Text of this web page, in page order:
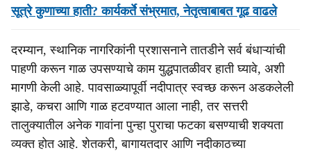
सूत्रे कुणाच्‍या हाती? कार्यकर्ते संभ्रमात, नेतृत्वाबाबत गूढ वाढले
दरम्यान, स्थानिक नागरिकांनी प्रशासनाने तातडीने सर्व बंधाऱ्यांची
पाहणी करून गाळ उपसण्याचे काम युद्धपातळीवर हाती घ्यावे, अशी
मागणी केली आहे. पावसाळ्यापूर्वी नदीपात्र स्वच्छ करून अडकलेली
झाडे, कचरा आणि गाळ हटवण्यात आला नाही, तर सत्तरी
तालुक्यातील अनेक गावांना पुन्हा पुराचा फटका बसण्याची शक्यता
व्यक्त होत आहे. शेतकरी, बागायतदार आणि नदीकाठच्या